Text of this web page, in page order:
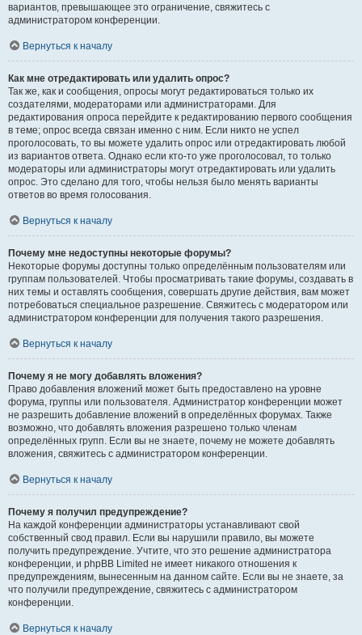
вариантов, превышающее это ограничение, свяжитесь с
администратором конференции.
Вернуться к началу
Как мне отредактировать или удалить опрос?
Так же, как и сообщения, опросы могут редактироваться только их
создателями, модераторами или администраторами. Для
редактирования опроса перейдите к редактированию первого сообщения
в теме; опрос всегда связан именно с ним. Если никто не успел
проголосовать, то вы можете удалить опрос или отредактировать любой
из вариантов ответа. Однако если кто-то уже проголосовал, то только
модераторы или администраторы могут отредактировать или удалить
опрос. Это сделано для того, чтобы нельзя было менять варианты
ответов во время голосования.
Вернуться к началу
Почему мне недоступны некоторые форумы?
Некоторые форумы доступны только определённым пользователям или
группам пользователей. Чтобы просматривать такие форумы, создавать в
них темы и оставлять сообщения, совершать другие действия, вам может
потребоваться специальное разрешение. Свяжитесь с модератором или
администратором конференции для получения такого разрешения.
Вернуться к началу
Почему я не могу добавлять вложения?
Право добавления вложений может быть предоставлено на уровне
форума, группы или пользователя. Администратор конференции может
не разрешить добавление вложений в определённых форумах. Также
возможно, что добавлять вложения разрешено только членам
определённых групп. Если вы не знаете, почему не можете добавлять
вложения, свяжитесь с администратором конференции.
Вернуться к началу
Почему я получил предупреждение?
На каждой конференции администраторы устанавливают свой
собственный свод правил. Если вы нарушили правило, вы можете
получить предупреждение. Учтите, что это решение администратора
конференции, и phpBB Limited не имеет никакого отношения к
предупреждениям, вынесенным на данном сайте. Если вы не знаете, за
что получили предупреждение, свяжитесь с администратором
конференции.
Вернуться к началу